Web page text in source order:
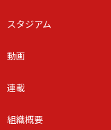
スタジアム
動画
連載
組織概要